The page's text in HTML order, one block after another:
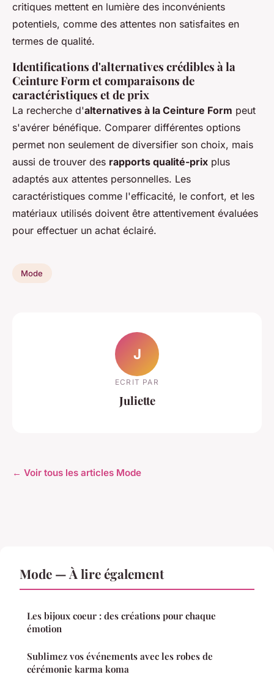
critiques mettent en lumière des inconvénients
potentiels, comme des attentes non satisfaites en
termes de qualité.
Identifications d'alternatives crédibles à la
Ceinture Form et comparaisons de
caractéristiques et de prix
La recherche d'alternatives à la Ceinture Form peut
s'avérer bénéfique. Comparer différentes options
permet non seulement de diversifier son choix, mais
aussi de trouver des rapports qualité-prix plus
adaptés aux attentes personnelles. Les
caractéristiques comme l'efficacité, le confort, et les
matériaux utilisés doivent être attentivement évaluées
pour effectuer un achat éclairé.
Mode
J
ECRIT PAR
Juliette
← Voir tous les articles Mode
Mode — À lire également
Les bijoux coeur : des créations pour chaque
émotion
Sublimez vos événements avec les robes de
cérémonie karma koma